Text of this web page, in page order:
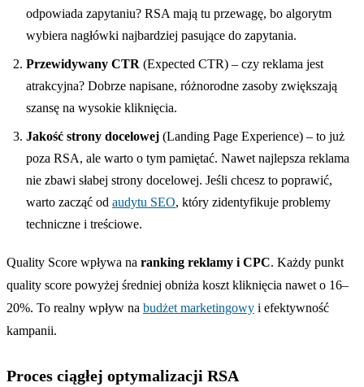
odpowiada zapytaniu? RSA mają tu przewagę, bo algorytm
wybiera nagłówki najbardziej pasujące do zapytania.
Przewidywany CTR (Expected CTR) – czy reklama jest
atrakcyjna? Dobrze napisane, różnorodne zasoby zwiększają
szansę na wysokie kliknięcia.
Jakość strony docelowej (Landing Page Experience) – to już
poza RSA, ale warto o tym pamiętać. Nawet najlepsza reklama
nie zbawi słabej strony docelowej. Jeśli chcesz to poprawić,
warto zacząć od audytu SEO, który zidentyfikuje problemy
techniczne i treściowe.
Quality Score wpływa na ranking reklamy i CPC. Każdy punkt
quality score powyżej średniej obniża koszt kliknięcia nawet o 16–
20%. To realny wpływ na budżet marketingowy i efektywność
kampanii.
Proces ciągłej optymalizacji RSA